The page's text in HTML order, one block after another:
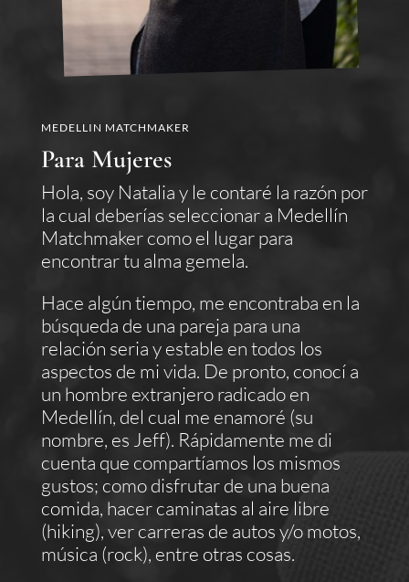
MEDELLIN MATCHMAKER
Para Mujeres
Hola, soy Natalia y le contaré la razón por
la cual deberías seleccionar a Medellín
Matchmaker como el lugar para
encontrar tu alma gemela.
Hace algún tiempo, me encontraba en la
búsqueda de una pareja para una
relación seria y estable en todos los
aspectos de mi vida. De pronto, conocí a
un hombre extranjero radicado en
Medellín, del cual me enamoré (su
nombre, es Jeff). Rápidamente me di
cuenta que compartíamos los mismos
gustos; como disfrutar de una buena
comida, hacer caminatas al aire libre
(hiking), ver carreras de autos y/o motos,
música (rock), entre otras cosas.